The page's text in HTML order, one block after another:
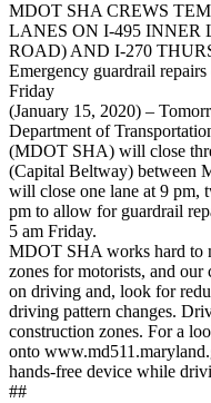
MDOT SHA CREWS
LANES ON I-495 INNER
ROAD) AND I-270
Emergency guardrail
Friday
(January 15, 2020) –
Department of
(MDOT SHA) will close
(Capital Beltway) between
will close one lane at 9 pm,
pm to allow for guardrail
5 am Friday.
MDOT SHA works hard to
zones for motorists, and
on driving and, look for
driving pattern changes.
construction zones. For a
onto
hands-free device while
##